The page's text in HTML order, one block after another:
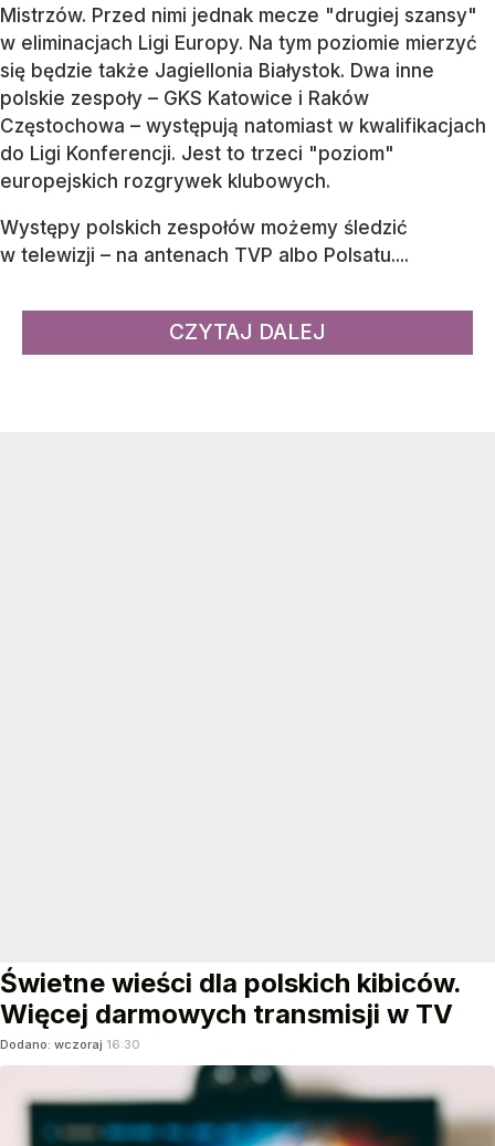
Mistrzów. Przed nimi jednak mecze "drugiej szansy"
w eliminacjach Ligi Europy. Na tym poziomie mierzyć
się będzie także Jagiellonia Białystok. Dwa inne
polskie zespoły – GKS Katowice i Raków
Częstochowa – występują natomiast w kwalifikacjach
do Ligi Konferencji. Jest to trzeci "poziom"
europejskich rozgrywek klubowych.
Występy polskich zespołów możemy śledzić
w telewizji – na antenach TVP albo Polsatu....
CZYTAJ DALEJ
Świetne wieści dla polskich kibiców.
Więcej darmowych transmisji w TV
Dodano: wczoraj 16:30